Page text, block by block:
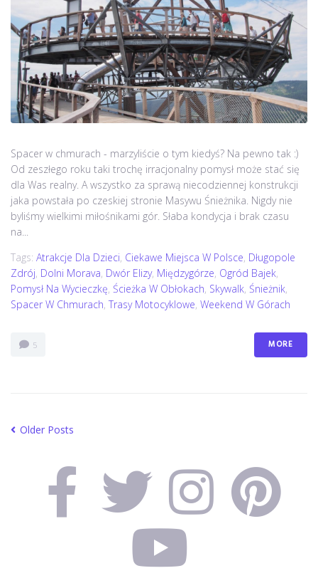
Spacer w chmurach - marzyliście o tym kiedyś? Na pewno tak :)
Od zeszłego roku taki trochę irracjonalny pomysł może stać się
dla Was realny. A wszystko za sprawą niecodziennej konstrukcji
jaka powstała po czeskiej stronie Masywu Śnieżnika. Nigdy nie
byliśmy wielkimi miłośnikami gór. Słaba kondycja i brak czasu
na...
Tags: Atrakcje Dla Dzieci, Ciekawe Miejsca W Polsce, Długopole
Zdrój, Dolni Morava, Dwór Elizy, Międzygórze, Ogród Bajek,
Pomysł Na Wycieczkę, Ścieżka W Obłokach, Skywalk, Śnieżnik,
Spacer W Chmurach, Trasy Motocyklowe, Weekend W Górach
5 MORE
Older Posts